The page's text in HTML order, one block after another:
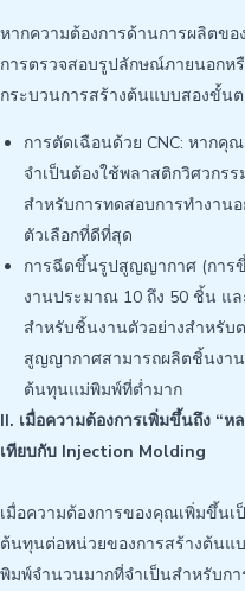
หากความต้องการด้านการผลิตข
การตรวจสอบรูปลักษณ์ภายนอกห
กระบวนการสร้างต้นแบบสองขั้น
การตัดเฉือนด้วย CNC: หากคุ
จำเป็นต้องใช้พลาสติกวิศวกร
สำหรับการทดสอบการทำงาน
ตัวเลือกที่ดีที่สุด
การฉีดขึ้นรูปสูญญากาศ (การ
งานประมาณ 10 ถึง 50 ชิ้น แ
สำหรับชิ้นงานตัวอย่างสำหรั
สูญญากาศสามารถผลิตชิ้นงา
ต้นทุนแม่พิมพ์ที่ต่ำมาก
II. เมื่อความต้องการเพิ่มขึ้นถึง “
เทียบกับ Injection Molding
เมื่อความต้องการของคุณเพิ่มขึ้น
ต้นทุนต่อหน่วยของการสร้างต้นแ
พิมพ์จำนวนมากที่จำเป็นสำหรับก